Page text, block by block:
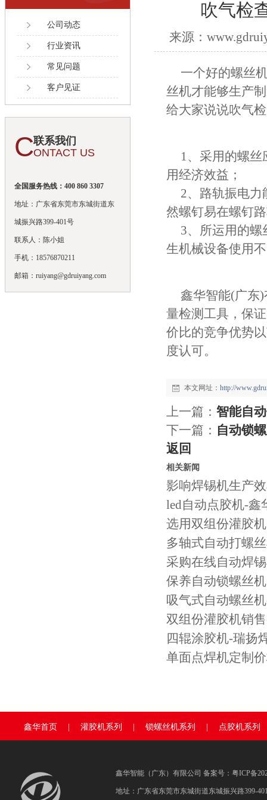
公司动态
行业资讯
常见问题
客户见证
C联系我们
ONTACT US
全国服务热线：400 860 3307
地址：广东省东莞市东城街道东
城振兴路399-401号
联系人：陈小姐
手机：18576870211
邮箱：ruiyang@gdruiyang.com
吹气检
来源：
一个好的螺丝
丝机才能够生产
给大家说说吹气
1、采用的螺
用经济效益；
2、路轨振电
然螺钉易在螺钉
3、所运用的
生机械设备使用
鑫华智能(广东
量检测工具，保
价比的竞争优势
度认可。
本文网址： http://
上一篇： 智能自
下一篇： 自动锁
返回
相关新闻
影响焊锡机生产
led自动点胶机-鑫
选用双组份灌胶
多轴式自动打螺
采购在线自动焊
保养自动锁螺丝
吸气式自动螺丝
双组份灌胶机销
四辊涂胶机-瑞扬
单面点焊机定制
鑫华首页 灌胶机系列 锁螺丝机系列 点胶机系列
鑫华智能（广东）有限公司 备案号： 粤ICP备
地址：广东省东莞市东城街道东城振兴路399-